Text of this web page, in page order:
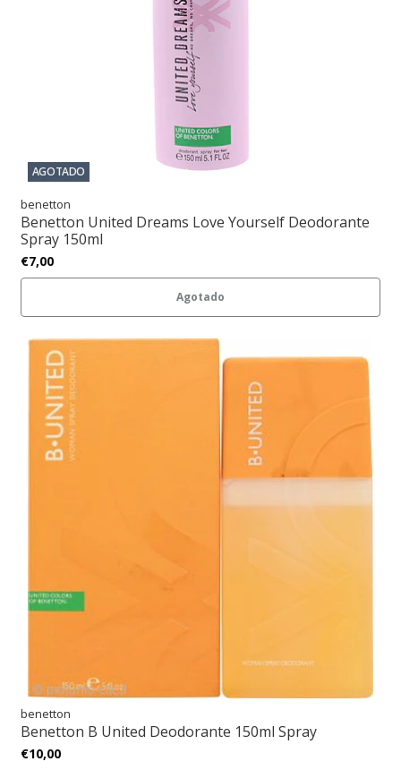
AGOTADO
benetton
Benetton United Dreams Love Yourself Deodorante
Spray 150ml
€7,00
Agotado
benetton
Benetton B United Deodorante 150ml Spray
€10,00